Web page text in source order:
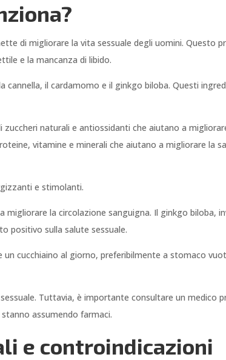
di migliorare la vita sessuale degli uomini. Questo
e la mancanza di libido.
il cardamomo e il ginkgo biloba. Questi
naturali e antiossidanti che aiutano a
vitamine e minerali che aiutano a migliorare la
e stimolanti.
la circolazione sanguigna. Il ginkgo biloba,
positivo sulla salute sessuale.
cucchiaino al giorno, preferibilmente a stomaco
Tuttavia, è importante consultare un medico
assumendo farmaci.
e controindicazioni